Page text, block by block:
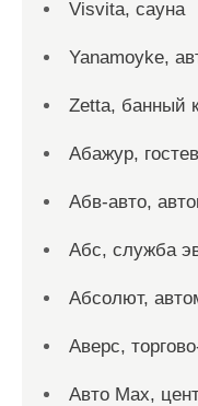
Visvita, сауна
Yanamoyke,
Zetta, банный
Абажур,
Абв-авто,
Абс, служба
Абсолют,
Аверс,
Авто Max,